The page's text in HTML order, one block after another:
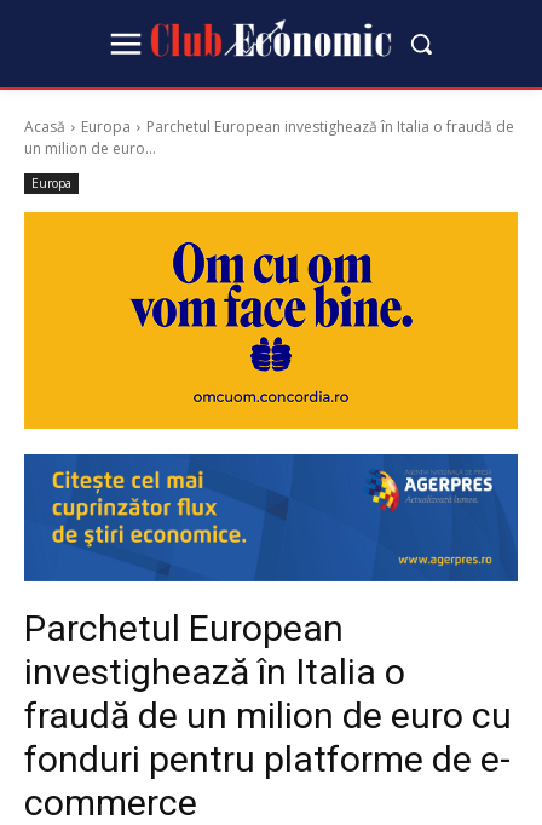
Acasă Europa
Parchetul European investighează în Italia o fraudă de
un milion de euro...
Europa
Parchetul European
investighează în Italia o
fraudă de un milion de euro cu
fonduri pentru platforme de e-
commerce